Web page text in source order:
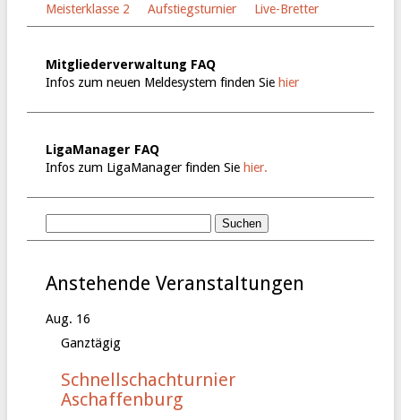
Meisterklasse 2
Aufstiegsturnier Live-Bretter
Mitgliederverwaltung FAQ
Infos zum neuen Meldesystem finden Sie hier
LigaManager FAQ
Infos zum LigaManager finden Sie hier.
Anstehende Veranstaltungen
Aug. 16
Ganztägig
Schnellschachturnier
Aschaffenburg